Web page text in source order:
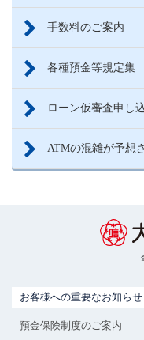
手数料のご案内
各種預金等規定集
ローン仮審査申し
ATMの混雑が予想
お客様への重要なお知らせ
預金保険制度のご案内